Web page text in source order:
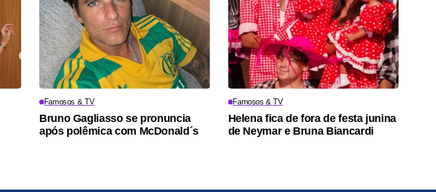
Famosos & TV
Bruno Gagliasso se pronuncia
após polêmica com McDonald´s
Famosos & TV
Helena fica de fora de festa junina
de Neymar e Bruna Biancardi